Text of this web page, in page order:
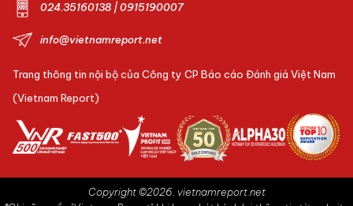
024.35160138 | 0915190007
info@vietnamreport.net
Trang thông tin nội bộ của Công ty CP Báo cáo Đánh giá Việt Nam
(Vietnam Report)
Copyright ©2026. vietnamreport.net